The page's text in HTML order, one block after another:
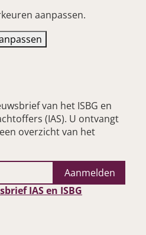
aanpassen.
van het ISBG en
(IAS). U ontvangt
overzicht van het
Aanmelden
IAS en ISBG